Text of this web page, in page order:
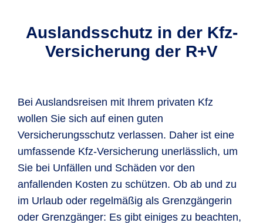
Auslandsschutz in der Kfz-
Versicherung der R+V
Bei Auslandsreisen mit Ihrem privaten Kfz
wollen Sie sich auf einen guten
Versicherungsschutz verlassen. Daher ist eine
umfassende Kfz-Versicherung unerlässlich, um
Sie bei Unfällen und Schäden vor den
anfallenden Kosten zu schützen. Ob ab und zu
im Urlaub oder regelmäßig als Grenzgängerin
oder Grenzgänger: Es gibt einiges zu beachten,